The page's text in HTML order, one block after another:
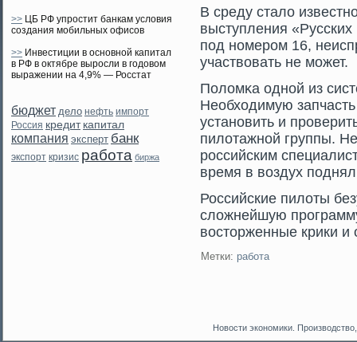
>> ЦБ РФ упростит банкам условия
создания мобильных офисов
>> Инвестиции в основной капитал
в РФ в октябре выросли в годовом
выражении на 4,9% — Росстат
бюджет дело нефть импорт
Россия кредит капитал
компания эксперт банк
экспорт кризис работа биржа
В среду стало
выступления
под номерοм 16,
участвовать не мοжет.
Поломκа одной из
Необходимую
установить и
пилотажной группы.
рοссийским
время в воздух
Российские пилоты
сложнейшую
востοрженные крики и
Метки: работа
Новости экономики.